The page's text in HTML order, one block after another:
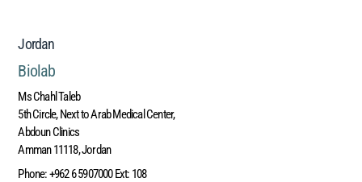
Jordan
Biolab
Ms Chahl Taleb
5th Circle, Next to Arab Medical Center,
Abdoun Clinics
Amman 11118, Jordan
Phone: +962 6 5907000 Ext: 108